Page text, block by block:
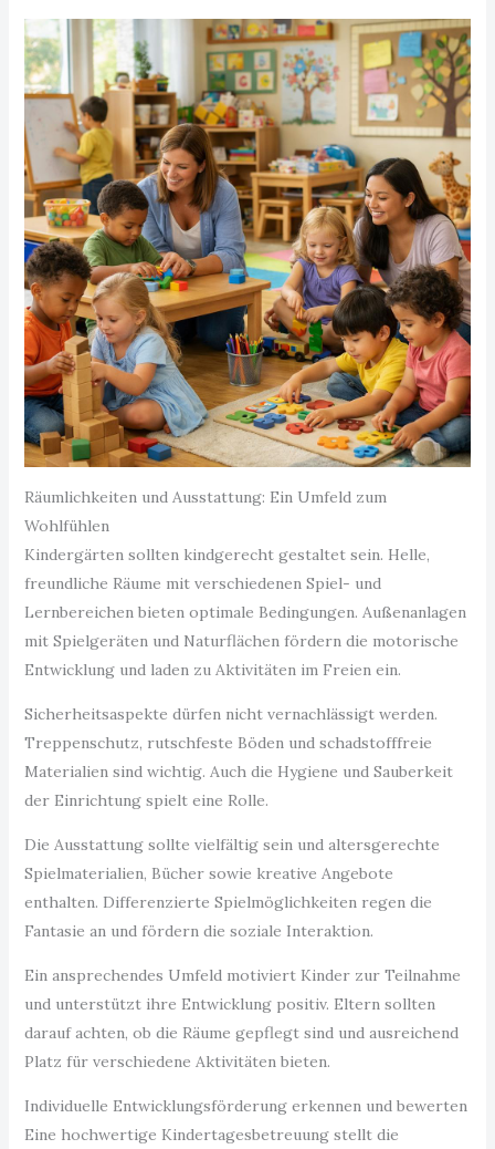
Räumlichkeiten und Ausstattung: Ein Umfeld zum
Wohlfühlen
Kindergärten sollten kindgerecht gestaltet sein. Helle,
freundliche Räume mit verschiedenen Spiel- und
Lernbereichen bieten optimale Bedingungen. Außenanlagen
mit Spielgeräten und Naturflächen fördern die motorische
Entwicklung und laden zu Aktivitäten im Freien ein.
Sicherheitsaspekte dürfen nicht vernachlässigt werden.
Treppenschutz, rutschfeste Böden und schadstofffreie
Materialien sind wichtig. Auch die Hygiene und Sauberkeit
der Einrichtung spielt eine Rolle.
Die Ausstattung sollte vielfältig sein und altersgerechte
Spielmaterialien, Bücher sowie kreative Angebote
enthalten. Differenzierte Spielmöglichkeiten regen die
Fantasie an und fördern die soziale Interaktion.
Ein ansprechendes Umfeld motiviert Kinder zur Teilnahme
und unterstützt ihre Entwicklung positiv. Eltern sollten
darauf achten, ob die Räume gepflegt sind und ausreichend
Platz für verschiedene Aktivitäten bieten.
Individuelle Entwicklungsförderung erkennen und bewerten
Eine hochwertige Kindertagesbetreuung stellt die